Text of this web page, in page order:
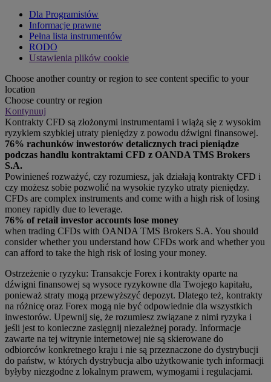
Dla Programistów
Informacje prawne
Pełna lista instrumentów
RODO
Ustawienia plików cookie
Choose another country or region to see content specific to your
location
Choose country or region
Kontynuuj
Kontrakty CFD są złożonymi instrumentami i wiążą się z wysokim
ryzykiem szybkiej utraty pieniędzy z powodu dźwigni finansowej.
76% rachunków inwestorów detalicznych traci pieniądze
podczas handlu kontraktami CFD z OANDA TMS Brokers
S.A.
Powinieneś rozważyć, czy rozumiesz, jak działają kontrakty CFD i
czy możesz sobie pozwolić na wysokie ryzyko utraty pieniędzy.
CFDs are complex instruments and come with a high risk of losing
money rapidly due to leverage.
76% of retail investor accounts lose money
when trading CFDs with OANDA TMS Brokers S.A. You should
consider whether you understand how CFDs work and whether you
can afford to take the high risk of losing your money.
Ostrzeżenie o ryzyku: Transakcje Forex i kontrakty oparte na
dźwigni finansowej są wysoce ryzykowne dla Twojego kapitału,
ponieważ straty mogą przewyższyć depozyt. Dlatego też, kontrakty
na różnicę oraz Forex mogą nie być odpowiednie dla wszystkich
inwestorów. Upewnij się, że rozumiesz związane z nimi ryzyka i
jeśli jest to konieczne zasięgnij niezależnej porady. Informacje
zawarte na tej witrynie internetowej nie są skierowane do
odbiorców konkretnego kraju i nie są przeznaczone do dystrybucji
do państw, w których dystrybucja albo użytkowanie tych informacji
byłyby niezgodne z lokalnym prawem, wymogami i regulacjami.